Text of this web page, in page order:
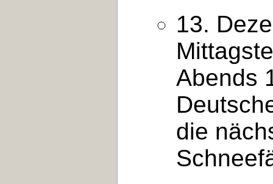
13.
Abends
die